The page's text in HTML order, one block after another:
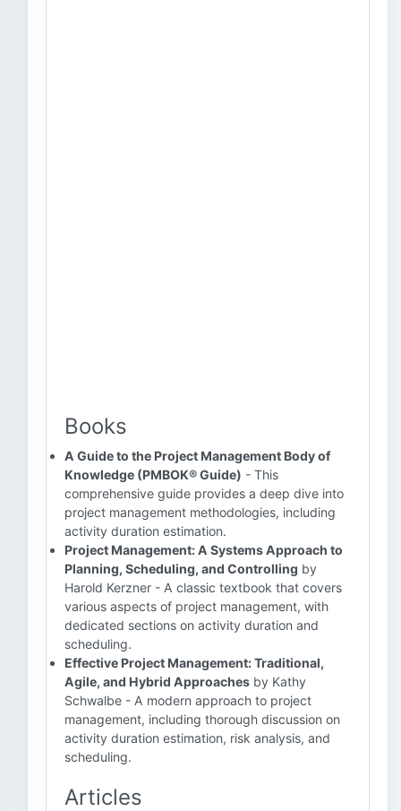
Books
A Guide to the Project Management Body of
Knowledge (PMBOK® Guide) - This
comprehensive guide provides a deep dive into
project management methodologies, including
activity duration estimation.
Project Management: A Systems Approach to
Planning, Scheduling, and Controlling by
Harold Kerzner - A classic textbook that covers
various aspects of project management, with
dedicated sections on activity duration and
scheduling.
Effective Project Management: Traditional,
Agile, and Hybrid Approaches by Kathy
Schwalbe - A modern approach to project
management, including thorough discussion on
activity duration estimation, risk analysis, and
scheduling.
Articles